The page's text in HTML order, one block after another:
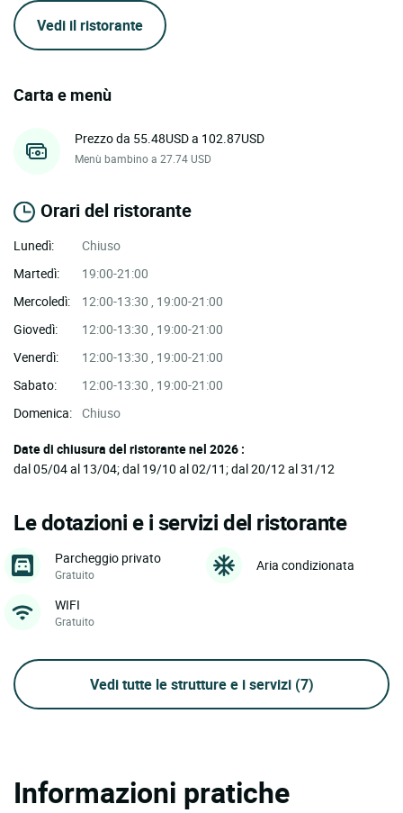
Vedi il ristorante
Carta e menù
Prezzo da 55.48USD a 102.87USD
Menù bambino a 27.74 USD
Orari del ristorante
Lunedì:
Chiuso
Martedì:
19:00-21:00
Mercoledì:
12:00-13:30 , 19:00-21:00
Giovedì:
12:00-13:30 , 19:00-21:00
Venerdì:
12:00-13:30 , 19:00-21:00
Sabato:
12:00-13:30 , 19:00-21:00
Domenica: Chiuso
Date di chiusura del ristorante nel 2026 :
dal 05/04 al 13/04; dal 19/10 al 02/11; dal 20/12 al 31/12
Le dotazioni e i servizi del ristorante
Parcheggio privato
Gratuito
Aria condizionata
WIFI
Gratuito
Vedi tutte le strutture e i servizi (7)
Informazioni pratiche